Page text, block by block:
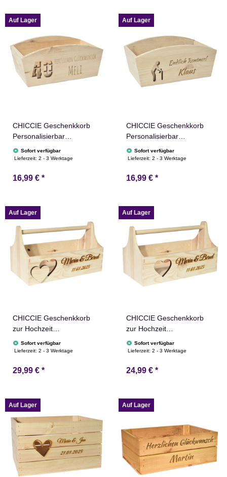
Auf Lager
CHICCIE Geschenkkorb
Personalisierbar
Wunschtext mit Zahl
24x13x8cm Abgerundet
Geschenkidee Holzkiste
Sofort verfügbar
Lieferzeit:2 - 3 Werktage
16,99 € *
Auf Lager
CHICCIE Geschenkkorb
Personalisierbar
Wunschtext zum
Ruhestand 24x13x8cm
Holz Geschenkidee
Sofort verfügbar
Lieferzeit:2 - 3 Werktage
16,99 € *
Auf Lager
CHICCIE Geschenkkorb
zur Hochzeit
Personalisierbar mit 3D
Herz Namen Datum
Holzkiste Geschenkidee
Sofort verfügbar
Lieferzeit:2 - 3 Werktage
29,99 € *
Auf Lager
CHICCIE Geschenkkorb
zur Hochzeit
Personalisierbar mit Herz
Namen Datum
Holzkiste Geschenkidee
Sofort verfügbar
Lieferzeit:2 - 3 Werktage
24,99 € *
Auf Lager Auf Lager